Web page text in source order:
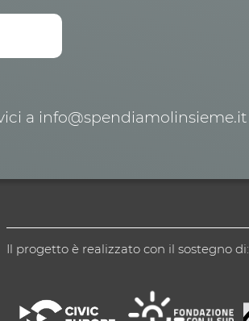
a info@spendiamolinsieme.it
Il progetto è realizzato con il sostegno di: